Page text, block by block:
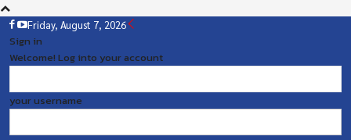
Friday, August 7, 2026
Sign in
Welcome! Log into your account
your username